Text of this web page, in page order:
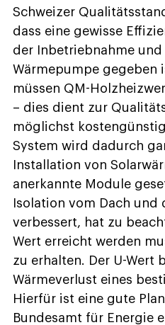
Schweizer
dass eine gewisse
der Inbetriebnahme
Wärmepumpe gegeben
müssen QM-
– dies dient zur
möglichst
System wird dadurch
Installation von
anerkannte Module
Isolation vom Dach und
verbessert, hat zu
Wert erreicht werden
zu erhalten. Der U-Wert
Wärmeverlust eines
Hierfür ist eine gute
Bundesamt für Energie